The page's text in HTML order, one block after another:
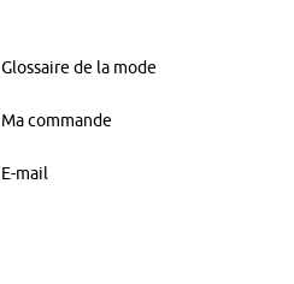
Glossaire de la mode
Ma commande
E-mail